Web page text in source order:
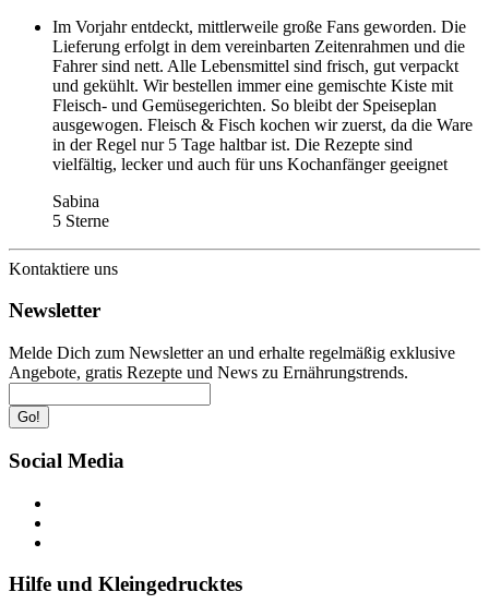
Im Vorjahr entdeckt, mittlerweile große Fans geworden. Die
Lieferung erfolgt in dem vereinbarten Zeitenrahmen und die
Fahrer sind nett. Alle Lebensmittel sind frisch, gut verpackt
und gekühlt. Wir bestellen immer eine gemischte Kiste mit
Fleisch- und Gemüsegerichten. So bleibt der Speiseplan
ausgewogen. Fleisch & Fisch kochen wir zuerst, da die Ware
in der Regel nur 5 Tage haltbar ist. Die Rezepte sind
vielfältig, lecker und auch für uns Kochanfänger geeignet
Sabina
5 Sterne
Kontaktiere uns
Newsletter
Melde Dich zum Newsletter an und erhalte regelmäßig exklusive
Angebote, gratis Rezepte und News zu Ernährungstrends.
Go!
Social Media
Hilfe und Kleingedrucktes